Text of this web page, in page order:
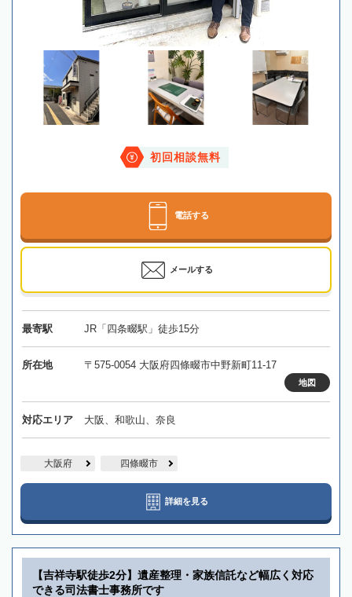
初回相談無料
電話する
メールする
最寄駅 JR「四条畷駅」徒歩15分
所在地 〒575-0054 大阪府四條畷市中野新町11-17
地図
対応エリア 大阪、和歌山、奈良
大阪府 四條畷市
詳細を見る
【吉祥寺駅徒歩2分】遺産整理・家族信託など幅広く対応
できる司法書士事務所です